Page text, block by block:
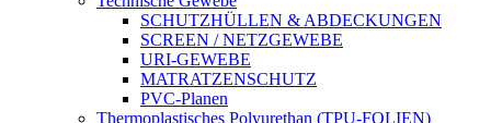
SCHUTZHÜLLEN & ABDECKUNGEN
SCREEN / NETZGEWEBE
URI-GEWEBE
MATRATZENSCHUTZ
PVC-Planen
Thermoplastisches Polyurethan (TPU-FOLIEN)